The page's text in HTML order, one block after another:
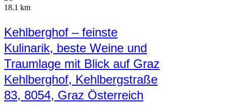
18.1 km
Kehlberghof – feinste
Kulinarik, beste Weine und
Traumlage mit Blick auf Graz
Kehlberghof, Kehlbergstraße
83, 8054, Graz Österreich